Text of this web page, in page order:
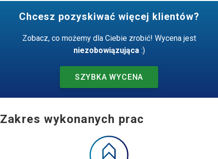
Chcesz pozyskiwać więcej klientów?
Zobacz, co możemy dla Ciebie zrobić! Wycena jest
niezobowiązująca:)
SZYBKA WYCENA
Zakres wykonanych prac